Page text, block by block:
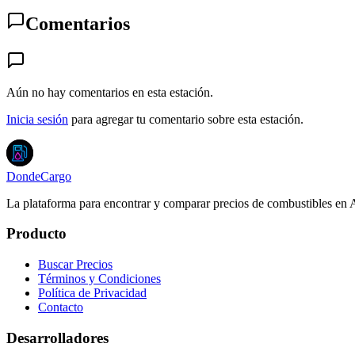
Comentarios
Aún no hay comentarios en esta estación.
Inicia sesión para agregar tu comentario sobre esta estación.
DondeCargo
La plataforma para encontrar y comparar precios de combustibles en
Producto
Buscar Precios
Términos y Condiciones
Política de Privacidad
Contacto
Desarrolladores